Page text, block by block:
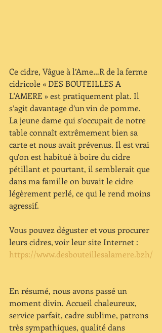
Ce cidre, Vâgue à l’Ame…R de la ferme
cidricole « DES BOUTEILLES A
L'AMERE » est pratiquement plat. Il
s’agit davantage d’un vin de pomme.
La jeune dame qui s’occupait de notre
table connaît extrêmement bien sa
carte et nous avait prévenus. Il est vrai
qu’on est habitué à boire du cidre
pétillant et pourtant, il semblerait que
dans ma famille on buvait le cidre
légèrement perlé, ce qui le rend moins
agressif.
Vous pouvez déguster et vous procurer
leurs cidres, voir leur site Internet :
https://www.desbouteillesalamere.bzh/
En résumé, nous avons passé un
moment divin. Accueil chaleureux,
service parfait, cadre sublime, patrons
très sympathiques, qualité dans